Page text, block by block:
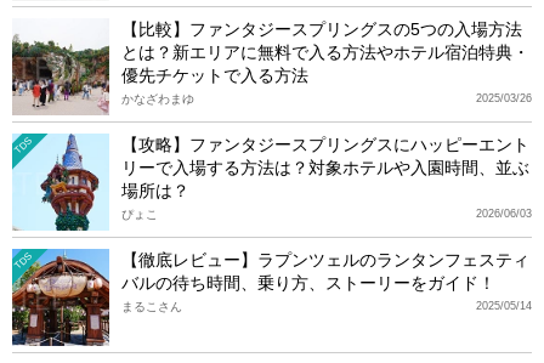
【比較】ファンタジースプリングスの5つの入場方法
とは？新エリアに無料で入る方法やホテル宿泊特典・
優先チケットで入る方法
2025/03/26
かなざわまゆ
TDS
【攻略】ファンタジースプリングスにハッピーエント
リーで入場する方法は？対象ホテルや入園時間、並ぶ
場所は？
2026/06/03
ぴょこ
TDS
【徹底レビュー】ラプンツェルのランタンフェスティ
バルの待ち時間、乗り方、ストーリーをガイド！
2025/05/14
まるこさん